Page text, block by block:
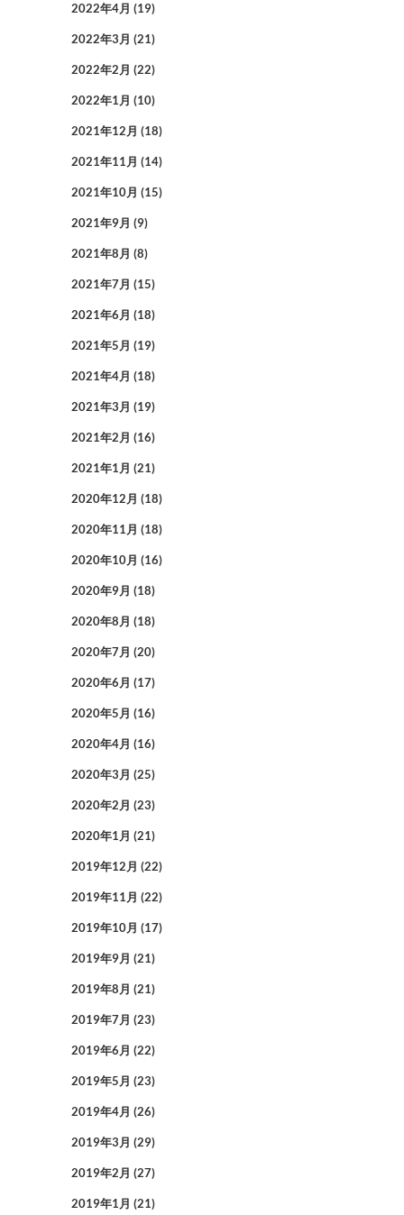
2022年4月 (19)
2022年3月 (21)
2022年2月 (22)
2022年1月 (10)
2021年12月 (18)
2021年11月 (14)
2021年10月 (15)
2021年9月 (9)
2021年8月 (8)
2021年7月 (15)
2021年6月 (18)
2021年5月 (19)
2021年4月 (18)
2021年3月 (19)
2021年2月 (16)
2021年1月 (21)
2020年12月 (18)
2020年11月 (18)
2020年10月 (16)
2020年9月 (18)
2020年8月 (18)
2020年7月 (20)
2020年6月 (17)
2020年5月 (16)
2020年4月 (16)
2020年3月 (25)
2020年2月 (23)
2020年1月 (21)
2019年12月 (22)
2019年11月 (22)
2019年10月 (17)
2019年9月 (21)
2019年8月 (21)
2019年7月 (23)
2019年6月 (22)
2019年5月 (23)
2019年4月 (26)
2019年3月 (29)
2019年2月 (27)
2019年1月 (21)